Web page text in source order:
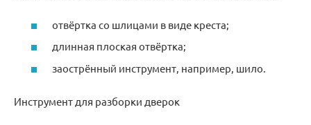
отвёртка со шлицами в виде креста;
длинная плоская отвёртка;
заострённый инструмент, например, шило.
Инструмент для разборки дверок